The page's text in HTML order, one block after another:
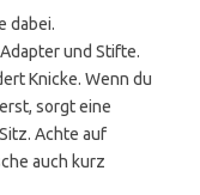
dabei.
und Stifte.
Knicke. Wenn du
sorgt eine
Achte auf
auch kurz